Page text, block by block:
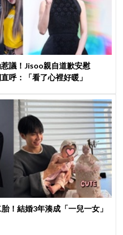
議！Jisoo親自道歉安慰
呼：「看了心裡好暖」
！結婚3年湊成「一兒一女」